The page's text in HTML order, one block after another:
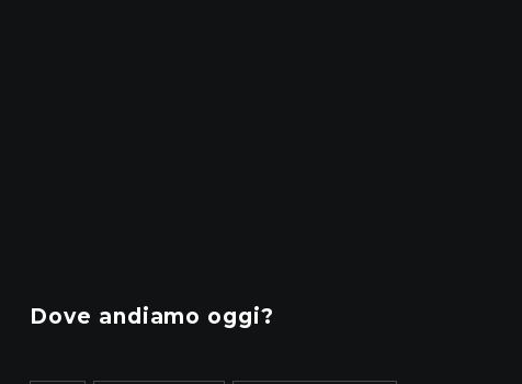
Dove andiamo oggi?